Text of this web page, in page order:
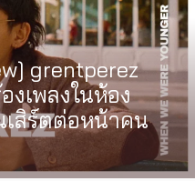
grentperez
งเพลงในห้อง
สิร์ตต่อหน้าคน
เรื่องราวของ
รอบครัวที่เขา
ารกำกับ
Tommy